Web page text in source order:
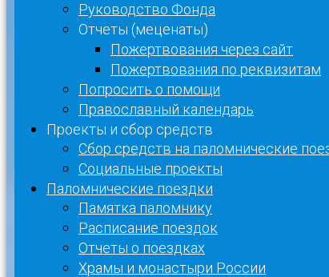
Руководство Фонда
Отчеты (меценаты)
Пожертвования через сайт
Пожертвования по реквизитам
Попросить о помощи
Православный календарь
Проекты и сбор средств
Сбор средств на паломнические
Социальные проекты
Паломнические поездки
Памятка паломнику
Расписание поездок
Отчеты о поездках
Храмы и монастыри России